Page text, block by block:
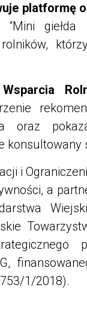
platformę
“Mini
oraz
konsultowany
i
a
1/2018).